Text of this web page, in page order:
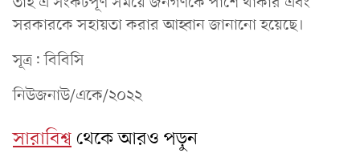
সরকারকে সহায়তা করার আহ্বান জানানো হয়েছে।
সূত্র: বিবিসি
নিউজনাউ/একে/২০২২
সারাবিশ্বথেকে আরও পড়ুন